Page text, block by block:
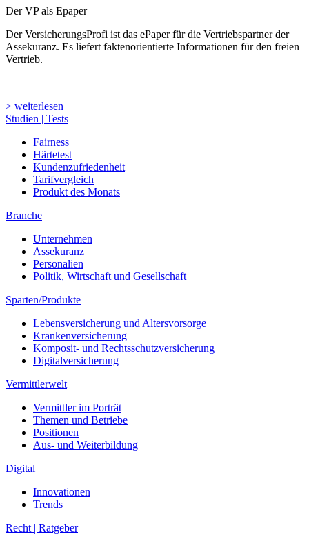
Der VP als Epaper
Der VersicherungsProfi ist das ePaper für die Vertriebspartner der
Assekuranz. Es liefert faktenorientierte Informationen für den freien
Vertrieb.
> weiterlesen
Studien | Tests
Fairness
Härtetest
Kundenzufriedenheit
Tarifvergleich
Produkt des Monats
Branche
Unternehmen
Assekuranz
Personalien
Politik, Wirtschaft und Gesellschaft
Sparten/Produkte
Lebensversicherung und Altersvorsorge
Krankenversicherung
Komposit- und Rechtsschutzversicherung
Digitalversicherung
Vermittlerwelt
Vermittler im Porträt
Themen und Betriebe
Positionen
Aus- und Weiterbildung
Digital
Innovationen
Trends
Recht | Ratgeber